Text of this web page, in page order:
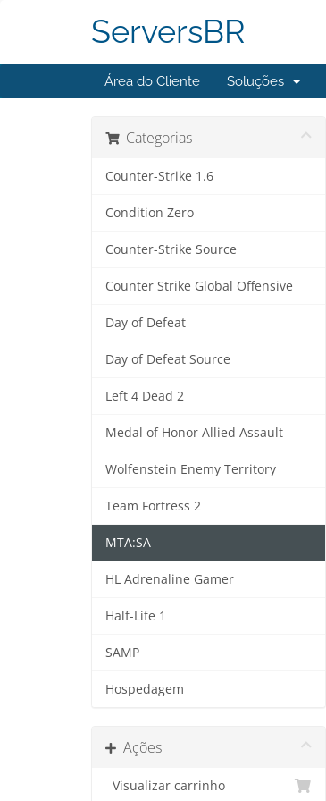
ServersBR
Área do Cliente Soluções
Categorias
Counter-Strike 1.6
Condition Zero
Counter-Strike Source
Counter Strike Global Offensive
Day of Defeat
Day of Defeat Source
Left 4 Dead 2
Medal of Honor Allied Assault
Wolfenstein Enemy Territory
Team Fortress 2
MTA:SA
HL Adrenaline Gamer
Half-Life 1
SAMP
Hospedagem
Ações
Visualizar carrinho